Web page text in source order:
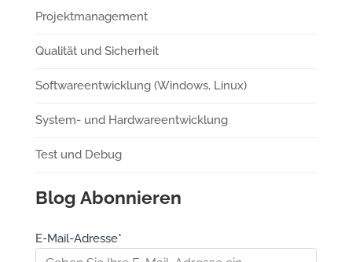
Projektmanagement
Qualität und Sicherheit
Softwareentwicklung (Windows, Linux)
System- und Hardwareentwicklung
Test und Debug
Blog Abonnieren
E-Mail-Adresse*